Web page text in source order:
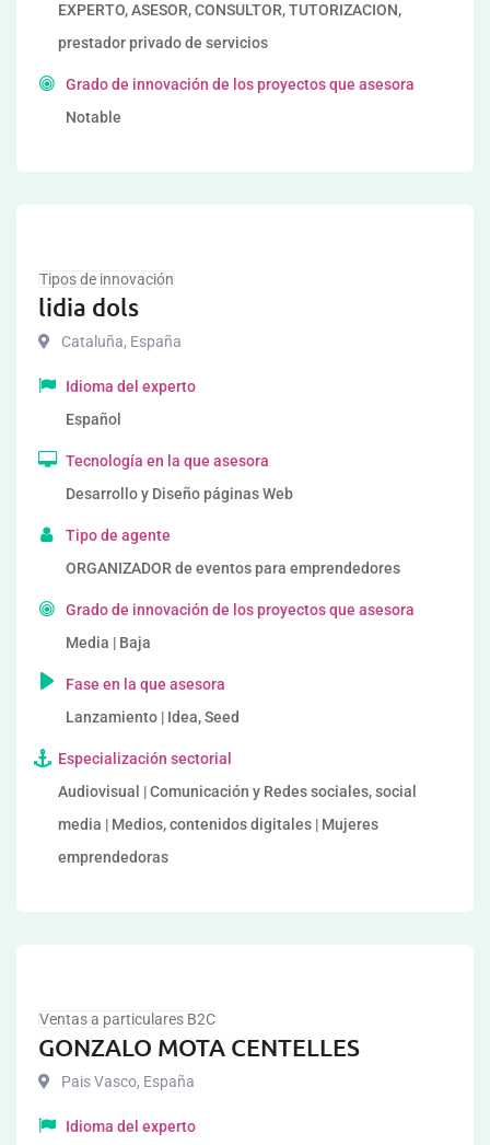
EXPERTO, ASESOR, CONSULTOR, TUTORIZACION,
prestador privado de servicios
Grado de innovación de los proyectos que asesora
Notable
Tipos de innovación
lidia dols
Cataluña, España
Idioma del experto
Español
Tecnología en la que asesora
Desarrollo y Diseño páginas Web
Tipo de agente
ORGANIZADOR de eventos para emprendedores
Grado de innovación de los proyectos que asesora
Media | Baja
Fase en la que asesora
Lanzamiento | Idea, Seed
Especialización sectorial
Audiovisual | Comunicación y Redes sociales, social
media | Medios, contenidos digitales | Mujeres
emprendedoras
Ventas a particulares B2C
GONZALO MOTA CENTELLES
Pais Vasco, España
Idioma del experto